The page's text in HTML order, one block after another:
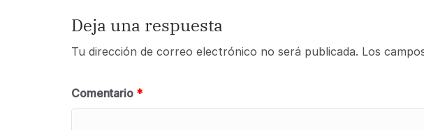
Deja una respuesta
Tu dirección de correo electrónico no será publicada. Los
Comentario *